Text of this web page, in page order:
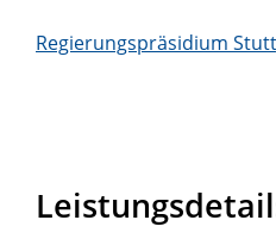
Regierungspräsidium